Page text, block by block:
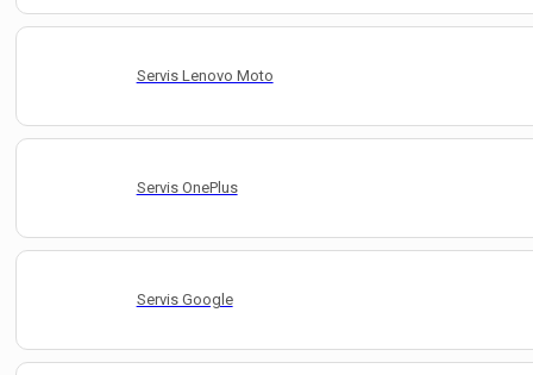
Servis Lenovo Moto
Servis OnePlus
Servis Google